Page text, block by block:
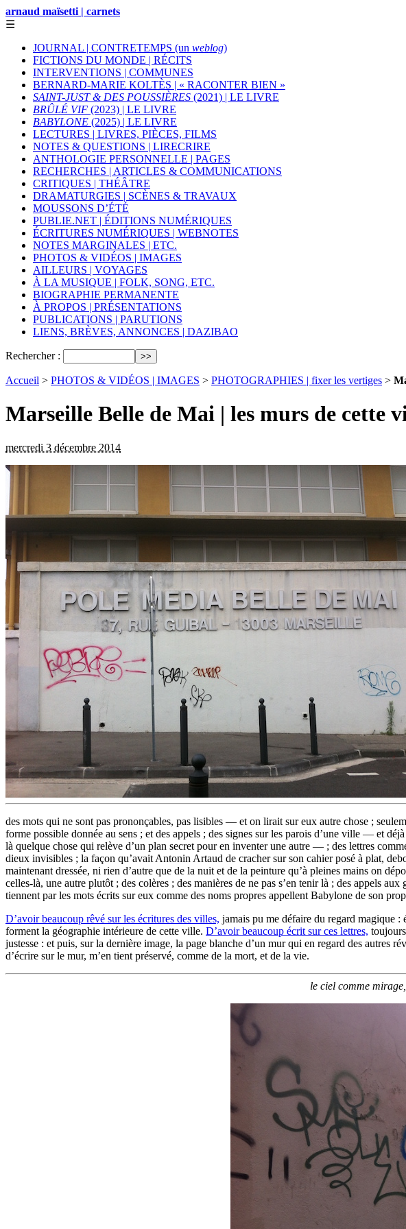
arnaud maïsetti | carnets
☰
JOURNAL | CONTRETEMPS (un weblog)
FICTIONS DU MONDE | RÉCITS
INTERVENTIONS | COMMUNES
BERNARD-MARIE KOLTÈS | « RACONTER BIEN »
SAINT-JUST & DES POUSSIÈRES (2021) | LE LIVRE
BRÛLÉ VIF (2023) | LE LIVRE
BABYLONE (2025) | LE LIVRE
LECTURES | LIVRES, PIÈCES, FILMS
NOTES & QUESTIONS | LIRECRIRE
ANTHOLOGIE PERSONNELLE | PAGES
RECHERCHES | ARTICLES & COMMUNICATIONS
CRITIQUES | THÉÂTRE
DRAMATURGIES | SCÈNES & TRAVAUX
MOUSSONS D’ÉTÉ
PUBLIE.NET | ÉDITIONS NUMÉRIQUES
ÉCRITURES NUMÉRIQUES | WEBNOTES
NOTES MARGINALES | ETC.
PHOTOS & VIDÉOS | IMAGES
AILLEURS | VOYAGES
À LA MUSIQUE | FOLK, SONG, ETC.
BIOGRAPHIE PERMANENTE
À PROPOS | PRÉSENTATIONS
PUBLICATIONS | PARUTIONS
LIENS, BRÈVES, ANNONCES | DAZIBAO
Rechercher :
Accueil > PHOTOS & VIDÉOS | IMAGES > PHOTOGRAPHIES | fixer les vertiges >
Marseille Belle de Mai | les murs de cette
mercredi 3 décembre 2014
des mots qui ne sont pas prononçables, pas lisibles — et on lirait sur eux autre chose ;
forme possible donnée au sens ; et des appels ; des signes sur les parois d’une ville — et
là quelque chose qui relève d’un plan secret pour en inventer une autre — ; des lettres
dieux invisibles ; la façon qu’avait Antonin Artaud de cracher sur son cahier posé à plat,
maintenant dressée, ni rien d’autre que de la nuit et de la peinture qu’à pleines mains on
celles-là, une autre plutôt ; des colères ; des manières de ne pas s’en tenir là ; des appels
tiennent par les mots écrits sur eux comme des noms propres appellent Babylone de son
D’avoir beaucoup rêvé sur les écritures des villes, jamais pu me défaire du regard magique :
forment la géographie intérieure de cette ville. D’avoir beaucoup écrit sur ces lettres,
justesse : et puis, sur la dernière image, la page blanche d’un mur qui en regard des autres
d’écrire sur le mur, m’en tient préservé, comme de la mort, et de la vie.
le ciel comme